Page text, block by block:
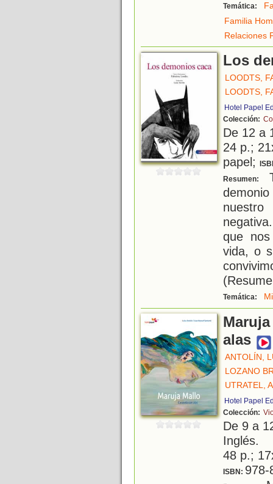
Temática:
Familia
Relaciones
Los
LOODTS,
LOODTS,
Hotel Papel
Colección:
De 12 a
24 p.;
papel;
Resumen:
que
vida, o
Temática:
alas
ANTOLÍN,
LOZANO
UTRATEL,
Hotel Papel
Colección:
De 9 a
Inglés.
48 p.;
ISBN: 978-